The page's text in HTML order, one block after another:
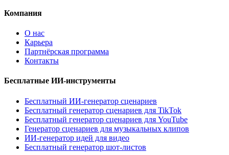
Компания
О нас
Карьера
Партнёрская программа
Контакты
Бесплатные ИИ-инструменты
Бесплатный ИИ-генератор сценариев
Бесплатный генератор сценариев для TikTok
Бесплатный генератор сценариев для YouTube
Генератор сценариев для музыкальных клипов
ИИ-генератор идей для видео
Бесплатный генератор шот-листов